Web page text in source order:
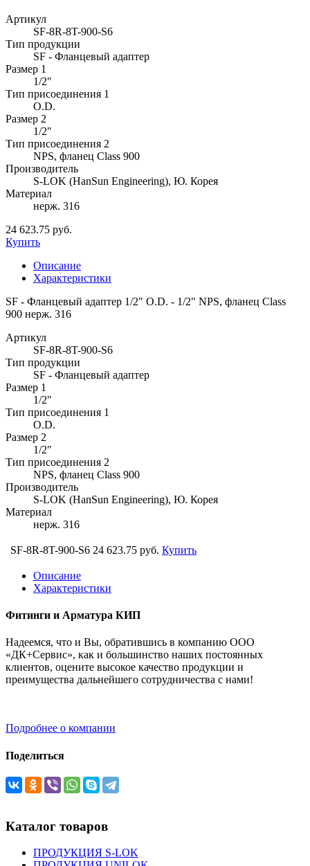
Артикул
SF-8R-8T-900-S6
Тип продукции
SF - Фланцевый адаптер
Размер 1
1/2"
Тип присоединения 1
O.D.
Размер 2
1/2"
Тип присоединения 2
NPS, фланец Class 900
Производитель
S-LOK (HanSun Engineering), Ю. Корея
Материал
нерж. 316
24 623.75 руб.
Купить
Описание
Характеристики
SF - Фланцевый адаптер 1/2" O.D. - 1/2" NPS, фланец Class
900 нерж. 316
Артикул
SF-8R-8T-900-S6
Тип продукции
SF - Фланцевый адаптер
Размер 1
1/2"
Тип присоединения 1
O.D.
Размер 2
1/2"
Тип присоединения 2
NPS, фланец Class 900
Производитель
S-LOK (HanSun Engineering), Ю. Корея
Материал
нерж. 316
SF-8R-8T-900-S6 24 623.75 руб. Купить
Описание
Характеристики
Фитинги и Арматура КИП
Надеемся, что и Вы, обратившись в компанию ООО
«ДК+Сервис», как и большинство наших постоянных
клиентов, оцените высокое качество продукции и
преимущества дальнейшего сотрудничества с нами!
Подробнее о компании
Поделиться
Каталог товаров
ПРОДУКЦИЯ S-LOK